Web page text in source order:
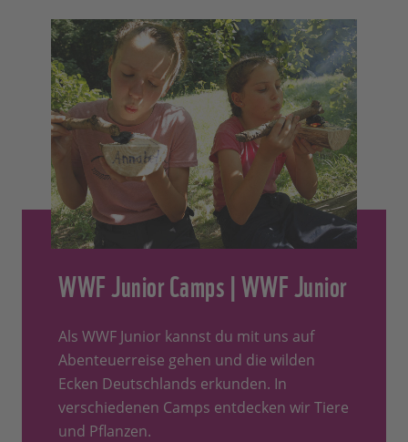
WWF Junior Camps | WWF Junior
Als WWF Junior kannst du mit uns auf
Abenteuerreise gehen und die wilden
Ecken Deutschlands erkunden. In
verschiedenen Camps entdecken wir Tiere
und Pflanzen.